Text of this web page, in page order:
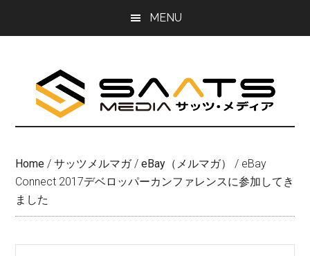
MENU
Home / サッツメルマガ / eBay（メルマガ） / eBay
Connect 2017デベロッパーカンファレンスに参加してき
ました